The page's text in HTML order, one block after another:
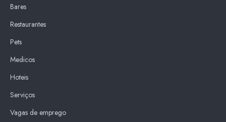
Bares
Restaurantes
Pets
Medicos
Hoteis
Serviços
Vagas de emprego